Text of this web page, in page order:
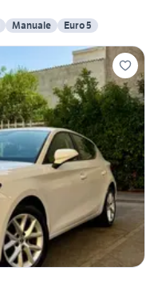
Manuale Euro 5